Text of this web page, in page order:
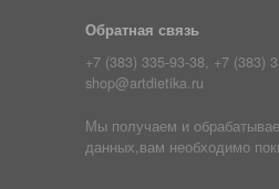
Обратная связь
+7 (383) 335-93-38, +7 (383)
shop@artdietika.ru
Мы получаем и
данных,вам необходимо